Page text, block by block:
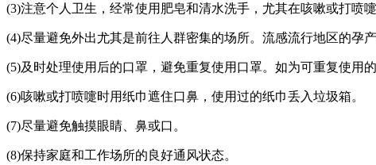
(3)注意个人卫生，经常使用肥皂和清水洗手，尤其在咳嗽或打喷
(4)尽量避免外出尤其是前往人群密集的场所。流感流行地区的孕
(5)及时处理使用后的口罩，避免重复使用口罩。如为可重复使用
(6)咳嗽或打喷嚏时用纸巾遮住口鼻，使用过的纸巾丢入垃圾箱。
(7)尽量避免触摸眼睛、鼻或口。
(8)保持家庭和工作场所的良好通风状态。